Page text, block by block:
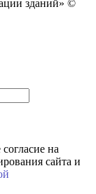
зданий» ©
на
сайта и